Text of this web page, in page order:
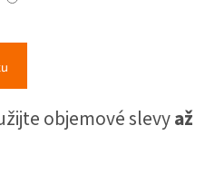
objemové slevyaž